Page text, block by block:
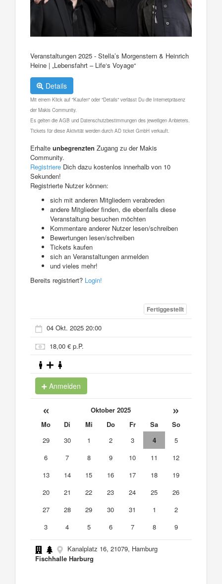
Veranstaltungen 2025 - Stella’s Morgenstern & Heinrich
Heine | „Lebensfahrt – Life‘s Voyage“
Details
Mit einem Klick auf "Kaufen" oder "Details" verlässt Du die Internetpräsenz
der Makis Community.
Es gelten die AGB und Datenschutzbestimmungen des jeweiligen Anbieters.
Tickets für diese Aktivität werden durch AD ticket GmbH verkauft.
Erhalte unbegrenzten Zugang zu der Makis
Community.
Registriere Dich dazu kostenlos innerhalb von 10
Sekunden!
Registrierte Nutzer können:
sich mit anderen Mitgliedern verabreden
andere Mitglieder finden, die ebenfalls diese
Veranstaltung besuchen möchten
Kommentare anderer Nutzer lesen/schreiben
Bewertungen lesen/schreiben
Tickets kaufen
sich an Veranstaltungen anmelden
und vieles mehr!
Bereits registriert? Login!
Fertiggestellt
04 Okt. 2025 20:00
18,00 € p.P.
Anmelden
« Oktober 2025 »
Mo Di Mi Do Fr Sa
So
29
30 1 2 3 4
5
6
7 8 9 10 11
12
13
14 15 16 17 18
19
20
21 22 23 24 25
26
27
28 29 30 31 1
2
3
4 5 6 7 8 9
Kanalplatz 16, 21079, Hamburg
Fischhalle Harburg